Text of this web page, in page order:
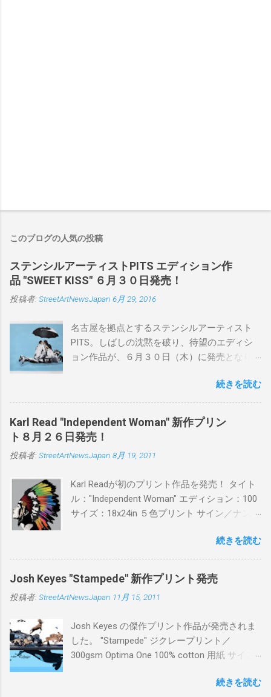
このブログの人気の投稿
ステンシルアーティストPITS エディション作
品 "SWEET KISS" ６月３０日発売！
投稿者: StreetArtNewsJapan 6月 29, 2016
名古屋を拠点とするステンシルアーティスト
PITS。しばしの沈黙を破り、待望のエディシ
ョン作品が、６月３０日（木）に発売となり
品に落とし込むスタイルは今作でも健在。(
PITSの過去記事はこちらから ) 発売日：6月30
日(木)19時 タイトル：SWEET KISS カラー：
BLUE/MINT GREEN/PINK/YELLOW エディショ
ン：各色５ サイズ：800mm × 550mm 価格：
¥16,000(¥17,280) 購入は、 こちら から
続きを読む
Karl Read "Independent Woman" 新作プリン
ト８月２６日発売！
投稿者: StreetArtNewsJapan 8月 19, 2011
Karl Readが初のプリント作品を発売！ タイト
ル："Independent Woman" エディション：100
サイズ：18x24in ５色プリント サイン／ナンバ
ドフィニッシュバージョン（エディション：
25）$125 購入は８月２６日に こちら から
続きを読む
Josh Keyes "Stampede" 新作プリント発売
投稿者: StreetArtNewsJapan 11月 15, 2011
Josh Keyes の傑作プリント作品が発売されま
した。 "Stampede" ジクレープリント／
300gsm Optima One 100% cotton 用紙 サイズ:
ィション：350 価格: $350 + 送料 購入は こち
続きを読む